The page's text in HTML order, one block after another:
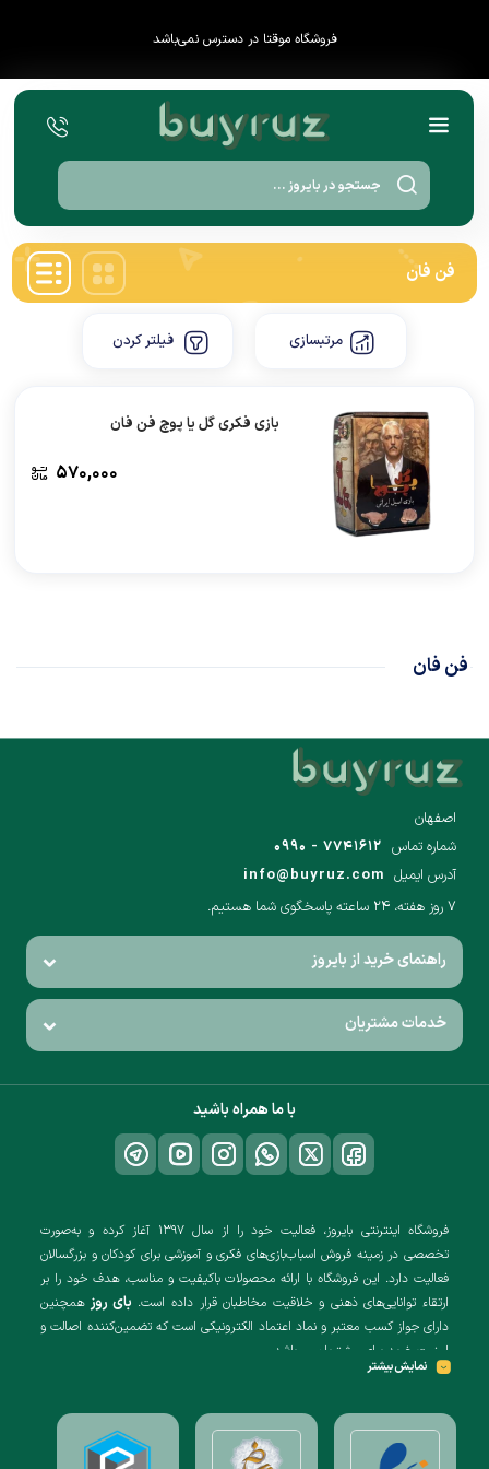
فروشگاه موقتا در دسترس نمی‌باشد
فن فان
مرتبسازی فیلتر کردن
بازی فکری گل یا پوچ فن فان
570,000
فن فان
اصفهان
شماره تماس ۷۷۴۱۶۱۲ - ۰۹۹۰
آدرس ایمیل info@buyruz.com
۷ روز هفته، ۲۴ ساعته پاسخگوی شما هستیم.
راهنمای خرید از بایروز
خدمات مشتریان
با ما همراه باشید
فروشگاه اینترنتی بایروز، فعالیت خود را از سال ۱۳۹۷ آغاز کرده و به‌صورت
تخصصی در زمینه فروش اسباب‌بازی‌های فکری و آموزشی برای کودکان و بزرگسالان
فعالیت دارد. این فروشگاه با ارائه محصولات باکیفیت و مناسب، هدف خود را بر
ارتقاء توانایی‌های ذهنی و خلاقیت مخاطبان قرار داده است. بای روز همچنین
دارای جواز کسب معتبر و نماد اعتماد الکترونیکی است که تضمین‌کننده اصالت و
امنیت خرید برای مشتریان می‌باشد.
نمایش بیشتر